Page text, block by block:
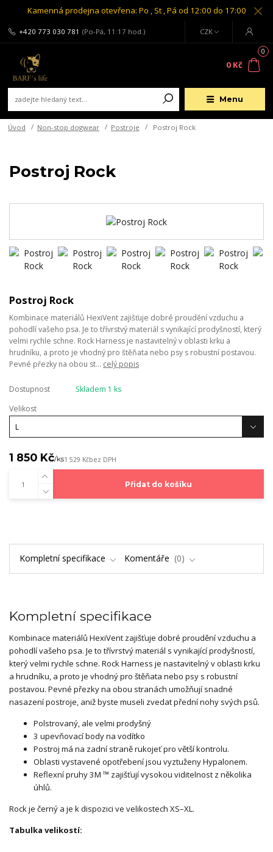
Kamenná prodejna otevřena: Po , St , Pá od 12:00 do 17:00
Menu
CZK
+420 773 030 781 (Po-Pá, 11:17 hod.)
0
0 Kč
Úvod Non-stop dogwear Postroje Postroj Rock
Postroj Rock
Postroj Rock
Kombinace materiálů HexiVent zajišťuje dobré proudění vzduchu a
pohodlí vašeho psa. Je to třívrstvý materiál s vynikající prodyšností, který
velmi rychle schne. Rock Harness je nastavitelný v oblasti krku a
hrudníku, a proto je vhodný pro štěňata nebo psy s robustní postavou.
Pevné přezky na obou st... celý popis
Dostupnost
Skladem 1 ks
Velikost
1 850 Kč/ks1 529 Kčbez DPH
Přidat do košíku
Kompletní specifikace Komentáře 0
Kompletní specifikace
Kombinace materiálů HexiVent zajišťuje dobré proudění vzduchu a
pohodlí vašeho psa. Je to třívrstvý materiál s vynikající prodyšností,
který velmi rychle schne. Rock Harness je nastavitelný v oblasti krku
a hrudníku, a proto je vhodný pro štěňata nebo psy s robustní
postavou. Pevné přezky na obou stranách umožňují snadné
nasazení postroje, aniž byste museli zvedat přední nohy svých psů.
Polstrovaný, ale velmi prodyšný
3 upevňovací body na vodítko
Postroj má na zadní straně rukojeť pro větší kontrolu.
Oblasti vystavené opotřebení jsou vyztuženy Hypalonem.
Reflexní pruhy 3M ™ zajišťují vysokou viditelnost z několika
úhlů.
Rock je černý a je k dispozici ve velikostech XS–XL.
Tabulka velikostí: